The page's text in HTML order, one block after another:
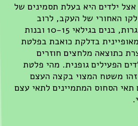
היא בעלת תסמינים של
האחורי של העקב, לרוב
בעיצומו של גיל ההתבגרות, בנים בגילאי 10-15 ובנות
מאופיינית בדלקת כואבת בפלטת
מלחצים חוזרים
גופנית. מהי פלטת
משטח המצוי בקצה העצם
המתמיינים לתאי עצם